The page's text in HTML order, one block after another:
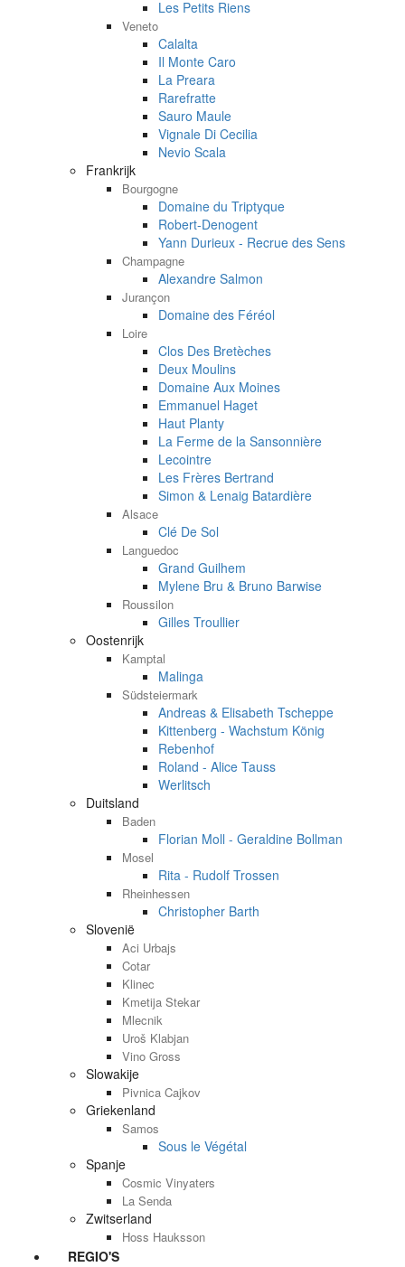
Les Petits Riens
Veneto
Calalta
Il Monte Caro
La Preara
Rarefratte
Sauro Maule
Vignale Di Cecilia
Nevio Scala
Frankrijk
Bourgogne
Domaine du Triptyque
Robert-Denogent
Yann Durieux - Recrue des Sens
Champagne
Alexandre Salmon
Jurançon
Domaine des Féréol
Loire
Clos Des Bretèches
Deux Moulins
Domaine Aux Moines
Emmanuel Haget
Haut Planty
La Ferme de la Sansonnière
Lecointre
Les Frères Bertrand
Simon & Lenaig Batardière
Alsace
Clé De Sol
Languedoc
Grand Guilhem
Mylene Bru & Bruno Barwise
Roussilon
Gilles Troullier
Oostenrijk
Kamptal
Malinga
Südsteiermark
Andreas & Elisabeth Tscheppe
Kittenberg - Wachstum König
Rebenhof
Roland - Alice Tauss
Werlitsch
Duitsland
Baden
Florian Moll - Geraldine Bollman
Mosel
Rita - Rudolf Trossen
Rheinhessen
Christopher Barth
Slovenië
Aci Urbajs
Cotar
Klinec
Kmetija Stekar
Mlecnik
Uroš Klabjan
Vino Gross
Slowakije
Pivnica Cajkov
Griekenland
Samos
Sous le Végétal
Spanje
Cosmic Vinyaters
La Senda
Zwitserland
Hoss Hauksson
REGIO'S